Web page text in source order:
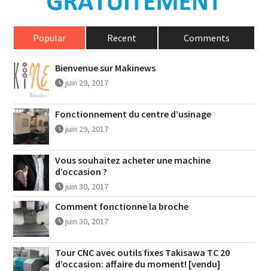
Popular Recent Comments
Bienvenue sur Makinews
juin 29, 2017
Fonctionnement du centre d’usinage
juin 29, 2017
Vous souhaitez acheter une machine
d’occasion ?
juin 30, 2017
Comment fonctionne la broche
juin 30, 2017
Tour CNC avec outils fixes Takisawa TC 20
d’occasion: affaire du moment! [vendu]